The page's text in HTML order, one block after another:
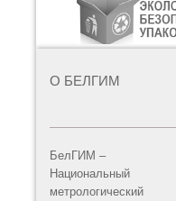
О БЕЛГИМ
БелГИМ –
Национальный
метрологический